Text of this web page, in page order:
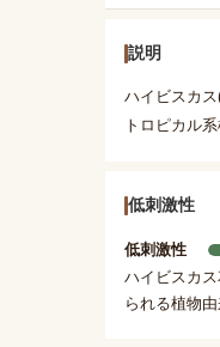
説明
ハイビスカ
トロピカル
低刺激性
低刺激性
ハイビスカ
られる植物由